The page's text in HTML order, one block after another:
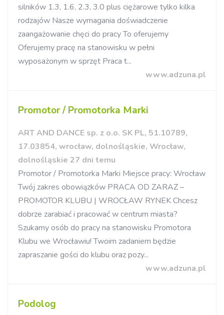
silników 1.3, 1.6, 2.3, 3.0 plus ciężarowe tylko kilka
rodzajów Nasze wymagania doświadczenie
zaangażowanie chęci do pracy To oferujemy
Oferujemy pracę na stanowisku w pełni
wyposażonym w sprzęt Praca t...
www.adzuna.pl
Promotor / Promotorka Marki
ART AND DANCE sp. z o.o. SK PL, 51.10789,
17.03854, wrocław, dolnośląskie, Wrocław,
dolnośląskie 27 dni temu
Promotor / Promotorka Marki Miejsce pracy: Wrocław
Twój zakres obowiązków PRACA OD ZARAZ –
PROMOTOR KLUBU | WROCŁAW RYNEK Chcesz
dobrze zarabiać i pracować w centrum miasta?
Szukamy osób do pracy na stanowisku Promotora
Klubu we Wrocławiu! Twoim zadaniem będzie
zapraszanie gości do klubu oraz pozy...
www.adzuna.pl
Podolog